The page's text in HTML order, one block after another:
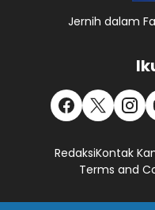
Jernih dalam
RedaksiKontak
Terms and